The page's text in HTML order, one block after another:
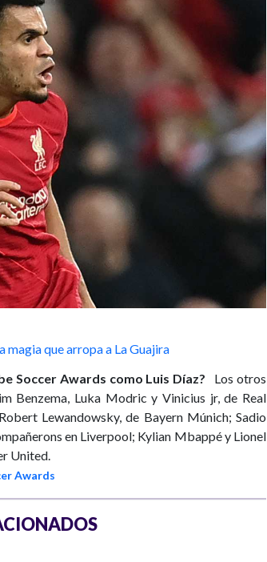
magia que arropa a La Guajira
Soccer Awards como Luis Díaz?
Los otros
Benzema, Luka Modric y Vinicius jr, de Real
Lewandowsky, de Bayern Múnich; Sadio
en Liverpool; Kylian Mbappé y Lionel
United.
Awards